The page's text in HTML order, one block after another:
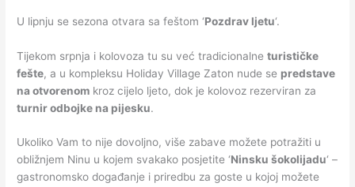
U lipnju se sezona otvara sa feštom ‘Pozdrav ljetu‘.
Tijekom srpnja i kolovoza tu su već tradicionalneturističke
fešte, a u kompleksu Holiday Village Zaton nude se predstave
na otvorenom kroz cijelo ljeto, dok je kolovoz rezerviran za
turnir odbojke na pijesku.
Ukoliko Vam to nije dovoljno, više zabave možete potražiti u
obližnjem Ninu u kojem svakako posjetite ‘Ninsku šokolijadu‘ –
gastronomsko događanje i priredbu za goste u kojoj možete